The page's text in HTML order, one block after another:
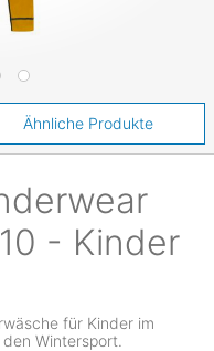
- Kinder
für Kinder im
Wintersport.
Ähnliche Produkte